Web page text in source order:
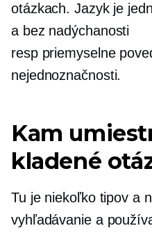
otázkach. Jazyk je
a bez nadýchanosti
resp priemyselne
nejednoznačnosti.
Kam
kladené
Tu je niekoľko tipov a
vyhľadávanie a